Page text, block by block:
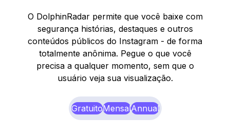
O DolphinRadar permite que você baixe com
segurança histórias, destaques e outros
conteúdos públicos do Instagram - de forma
totalmente anônima. Pegue o que você
precisa a qualquer momento, sem que o
usuário veja sua visualização.
GratuitoMensalAnnual